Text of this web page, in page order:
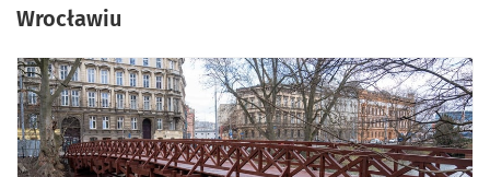
Wrocławiu